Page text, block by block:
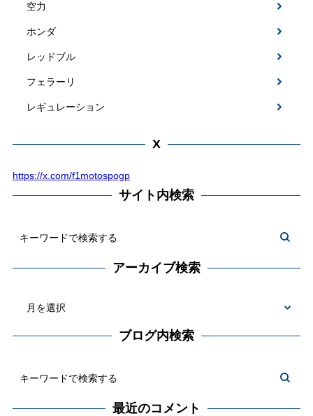
空力
ホンダ
レッドブル
フェラーリ
レギュレーション
X
https://x.com/f1motospogp
サイト内検索
アーカイブ検索
ブログ内検索
最近のコメント